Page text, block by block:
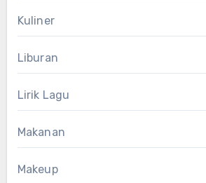
Kuliner
Liburan
Lirik Lagu
Makanan
Makeup